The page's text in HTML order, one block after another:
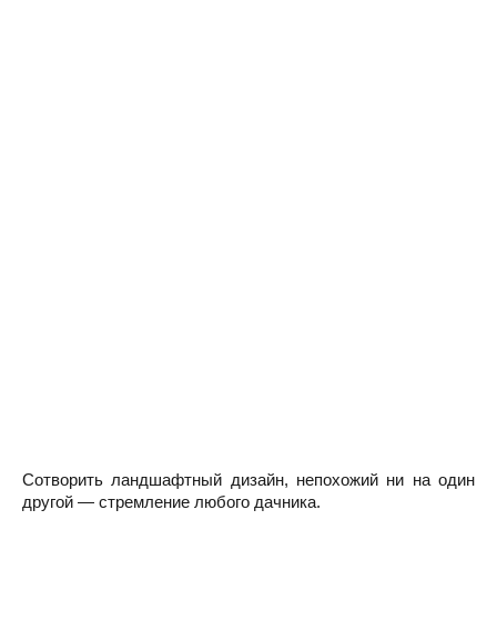
Сотворить ландшафтный дизайн, непохожий ни на один
другой — стремление любого дачника.